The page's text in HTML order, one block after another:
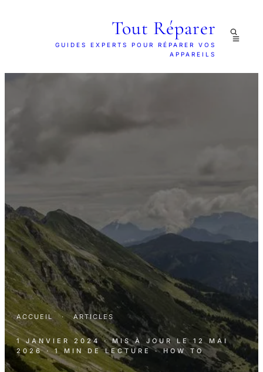
Tout Réparer
GUIDES EXPERTS POUR RÉPARER VOS
APPAREILS
ACCUEIL · ARTICLES
1 JANVIER 2024 · MIS À JOUR LE 12 MAI
2026 · 1 MIN DE LECTURE · HOW TO